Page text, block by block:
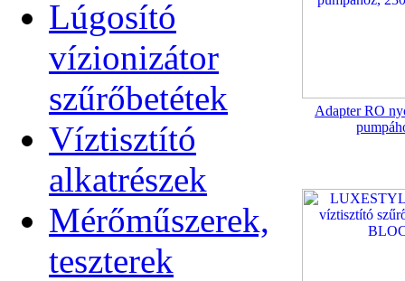
Lúgosító
vízionizátor
szűrőbetétek
Víztisztító
alkatrészek
Mérőműszerek,
teszterek
Adapter RO